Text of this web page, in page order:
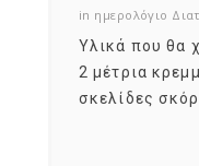
in ημερολόγιο
Υλικά που θα
2 μέτρια
σκελίδες